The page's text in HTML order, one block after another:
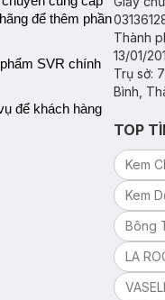
để thêm phần
SVR chính
để khách hàng
Thành
13/01/
Trụ sở:
Bình,
TOP
Kem
Kem
Bông
LA